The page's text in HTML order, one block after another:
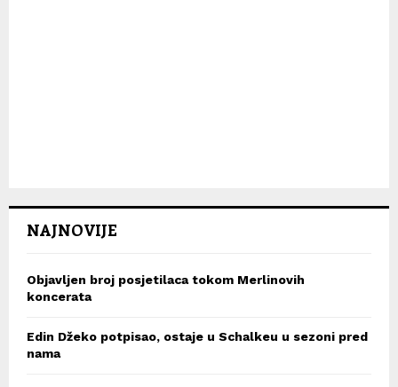
NAJNOVIJE
Objavljen broj posjetilaca tokom Merlinovih
koncerata
Edin Džeko potpisao, ostaje u Schalkeu u sezoni pred
nama